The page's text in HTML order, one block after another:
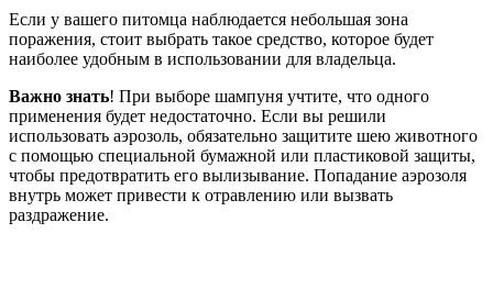
Если у вашего питомца наблюдается небольшая зона
поражения, стоит выбрать такое средство, которое будет
наиболее удобным в использовании для владельца.
Важно знать! При выборе шампуня учтите, что одного
применения будет недостаточно. Если вы решили
использовать аэрозоль, обязательно защитите шею животного
с помощью специальной бумажной или пластиковой защиты,
чтобы предотвратить его вылизывание. Попадание аэрозоля
внутрь может привести к отравлению или вызвать
раздражение.